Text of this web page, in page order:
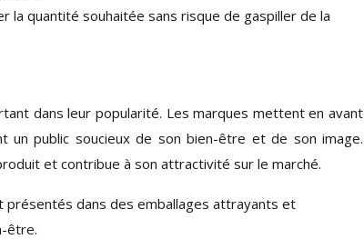
quantité souhaitée sans risque de gaspiller de la
dans leur popularité. Les marques mettent en avant
un public soucieux de son bien-être et de son image.
et contribue à son attractivité sur le marché.
dans des emballages attrayants et
être.